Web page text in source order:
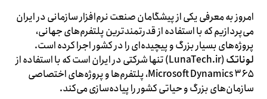
امروز به معرفی یکی از پیشگامان صنعت نرم‌افزار سازمانی در ایران
می‌پردازیم که با استفاده از قدرتمندترین پلتفرم‌های جهانی،
پروژه‌های بسیار بزرگ و پیچیده‌ای را در کشور اجرا کرده است.
لوناتک
(LunaTech.ir) تنها شرکتی در ایران است که با استفاده از
Microsoft Dynamics ۳۶۵، پلتفرم‌ها و پروژه‌های اختصاصی
سازمان‌های بزرگ و حیاتی کشور را پیاده‌سازی می‌کند.